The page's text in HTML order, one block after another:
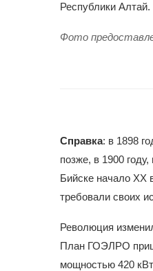
Республики Алтай.
Фото
Справка: в 1898
позже, в 1900
Бийске начало XX
требовали своих
Революция
План ГОЭЛРО
мощностью 420